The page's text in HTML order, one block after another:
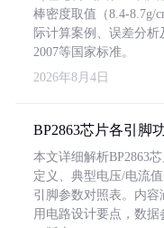
棒密度取值（8.4-8.7g/
际计算案例、误差分析
2007等国家标准。
2026年8月4日
BP2863芯片各引脚
本文详细解析BP2863
定义、典型电压/电流
引脚参数对照表。内
用电路设计要点，数